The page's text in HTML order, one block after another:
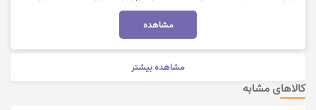
شوید. جهت خرید با کد تخفیف دیجی‌کالا، روی گزینه «خرید کنید» کلیک نمایید.
مشاهده
مشاهده بیشتر
کالاهای مشابه